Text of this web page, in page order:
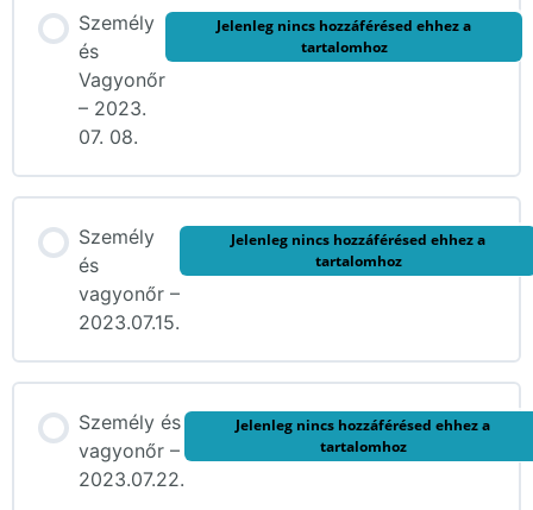
Személy
és
Vagyonőr
– 2023.
07. 08.
Jelenleg nincs hozzáférésed ehhez a
tartalomhoz
Személy
és
vagyonőr –
2023.07.15.
Jelenleg nincs hozzáférésed ehhez a
tartalomhoz
Személy és
vagyonőr –
2023.07.22.
Jelenleg nincs hozzáférésed ehhez a
tartalomhoz